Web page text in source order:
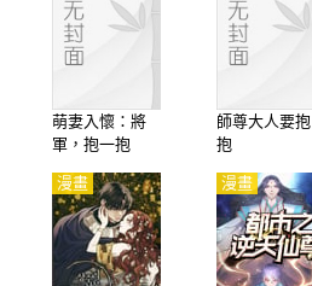
萌妻入懷：將
軍，抱一抱
師尊大人要抱
抱
漫畫 漫畫